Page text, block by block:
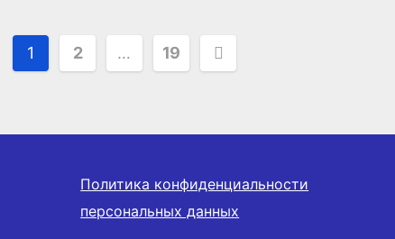
Пагинация
1 2 … 19
Политика конфиденциальности
персональных данных